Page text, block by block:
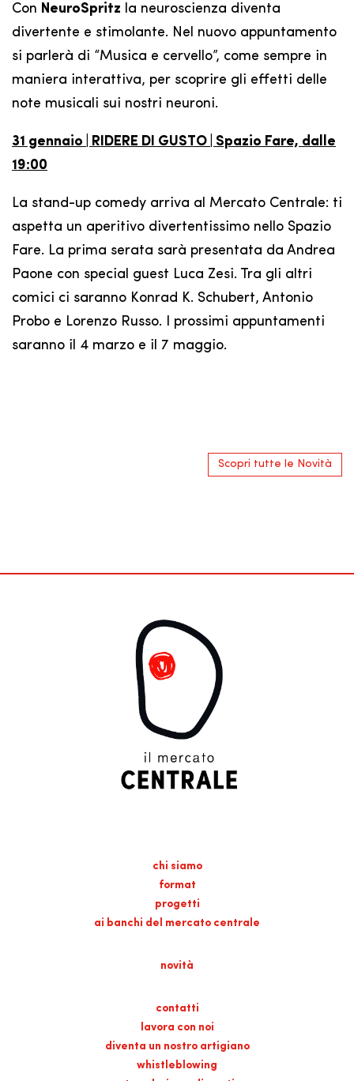
Con NeuroSpritz la neuroscienza diventa
divertente e stimolante. Nel nuovo appuntamento
si parlerà di “Musica e cervello”, come sempre in
maniera interattiva, per scoprire gli effetti delle
note musicali sui nostri neuroni.
31 gennaio | RIDERE DI GUSTO | Spazio Fare, dalle
19:00
La stand-up comedy arriva al Mercato Centrale: ti
aspetta un aperitivo divertentissimo nello Spazio
Fare. La prima serata sarà presentata da Andrea
Paone con special guest Luca Zesi. Tra gli altri
comici ci saranno Konrad K. Schubert, Antonio
Probo e Lorenzo Russo. I prossimi appuntamenti
saranno il 4 marzo e il 7 maggio.
Scopri tutte le Novità
chi siamo
format
progetti
ai banchi del mercato centrale
novità
contatti
lavora con noi
diventa un nostro artigiano
whistleblowing